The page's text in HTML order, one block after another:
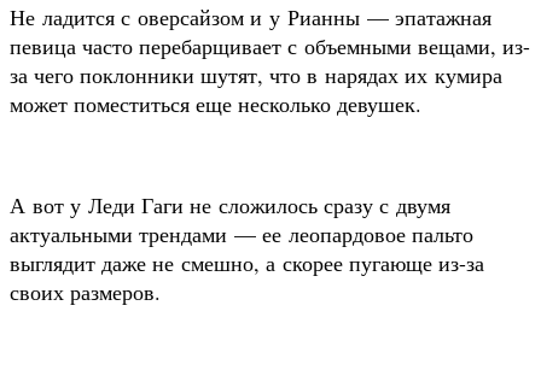
Не ладится с оверсайзом и у Рианны — эпатажная
певица часто перебарщивает с объемными вещами, из-
за чего поклонники шутят, что в нарядах их кумира
может поместиться еще несколько девушек.
А вот у Леди Гаги не сложилось сразу с двумя
актуальными трендами — ее леопардовое пальто
выглядит даже не смешно, а скорее пугающе из-за
своих размеров.